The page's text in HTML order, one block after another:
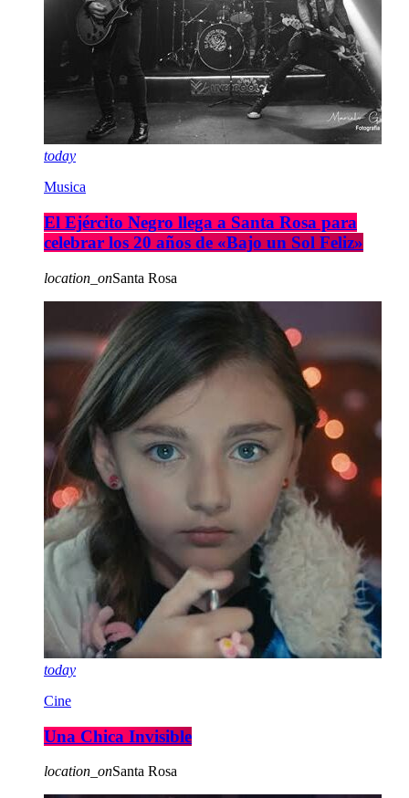
today
Musica
El Ejército Negro llega a Santa Rosa para
celebrar los 20 años de «Bajo un Sol Feliz»
location_onSanta Rosa
today
Cine
Una Chica Invisible
location_onSanta Rosa